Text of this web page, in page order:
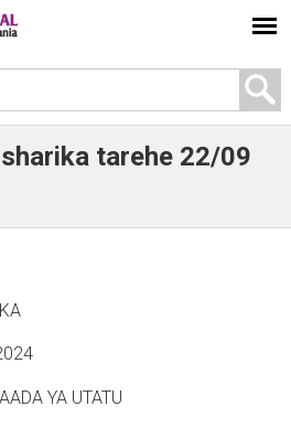
tarehe 22/09
YA UTATU